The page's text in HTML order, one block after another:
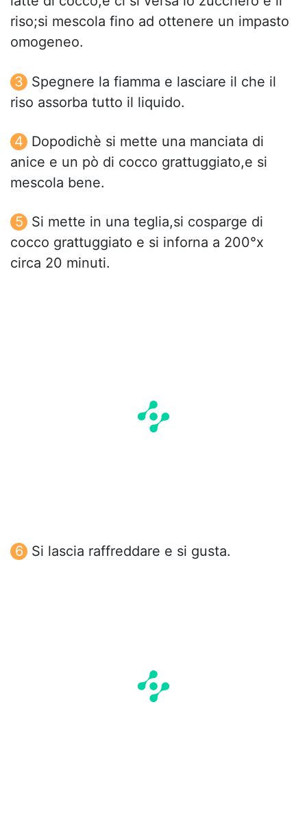
riso;si mescola fino ad ottenere un impasto
omogeneo.
Spegnere la fiamma e lasciare il che il
riso assorba tutto il liquido.
Dopodichè si mette una manciata di
anice e un pò di cocco grattuggiato,e si
mescola bene.
Si mette in una teglia,si cosparge di
cocco grattuggiato e si inforna a 200°x
circa 20 minuti.
Si lascia raffreddare e si gusta.